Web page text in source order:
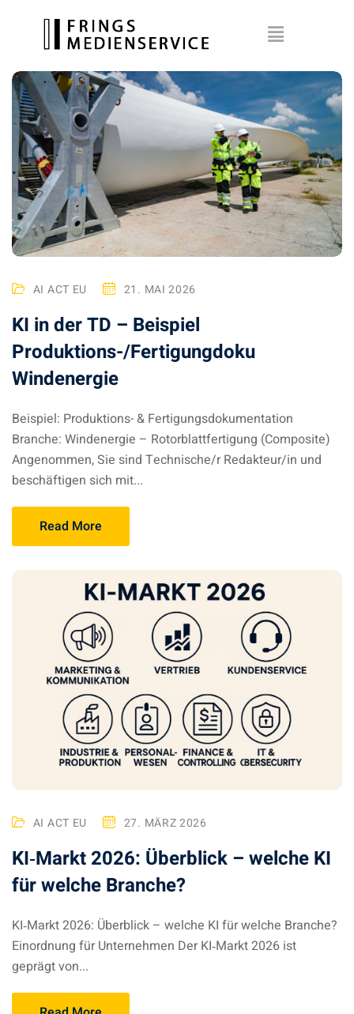
AI ACT EU 21. MAI 2026
KI in der TD – Beispiel
Produktions-/Fertigungdoku
Windenergie
Beispiel: Produktions- & Fertigungsdokumentation
Branche: Windenergie – Rotorblattfertigung (Composite)
Angenommen, Sie sind Technische/r Redakteur/in und
beschäftigen sich mit...
Read More
AI ACT EU 27. MÄRZ 2026
KI‑Markt 2026: Überblick – welche KI
für welche Branche?
KI‑Markt 2026: Überblick – welche KI für welche Branche?
Einordnung für Unternehmen Der KI‑Markt 2026 ist
geprägt von...